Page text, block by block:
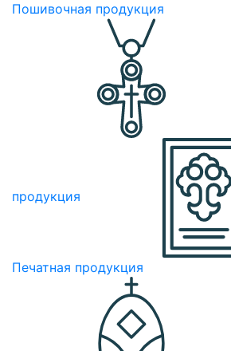
Пошивочная продукция
продукция
Печатная продукция